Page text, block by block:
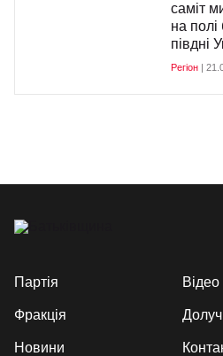
саміт
на полі
півдні
Регіон |
Партія
Фракція
Новини
Відео